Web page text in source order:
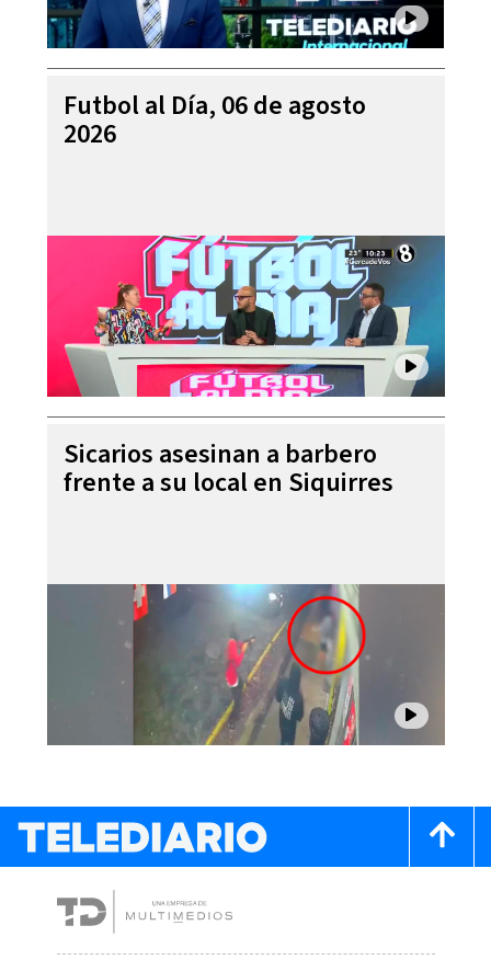
Futbol al Día, 06 de agosto
2026
Sicarios asesinan a barbero
frente a su local en Siquirres